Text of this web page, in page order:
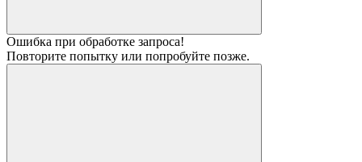
Ошибка при обработке запроса!
Повторите попытку или попробуйте позже.